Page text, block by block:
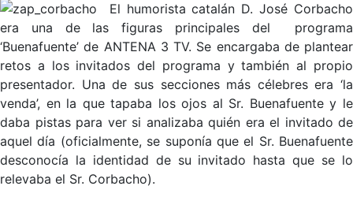
El humorista catalán D. José Corbacho
era una de las figuras principales del programa
‘Buenafuente’ de ANTENA 3 TV. Se encargaba de plantear
retos a los invitados del programa y también al propio
presentador. Una de sus secciones más célebres era ‘la
venda’, en la que tapaba los ojos al Sr. Buenafuente y le
daba pistas para ver si analizaba quién era el invitado de
aquel día (oficialmente, se suponía que el Sr. Buenafuente
desconocía la identidad de su invitado hasta que se lo
relevaba el Sr. Corbacho).